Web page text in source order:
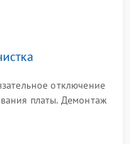
отключение
платы. Демонтаж
чипов.